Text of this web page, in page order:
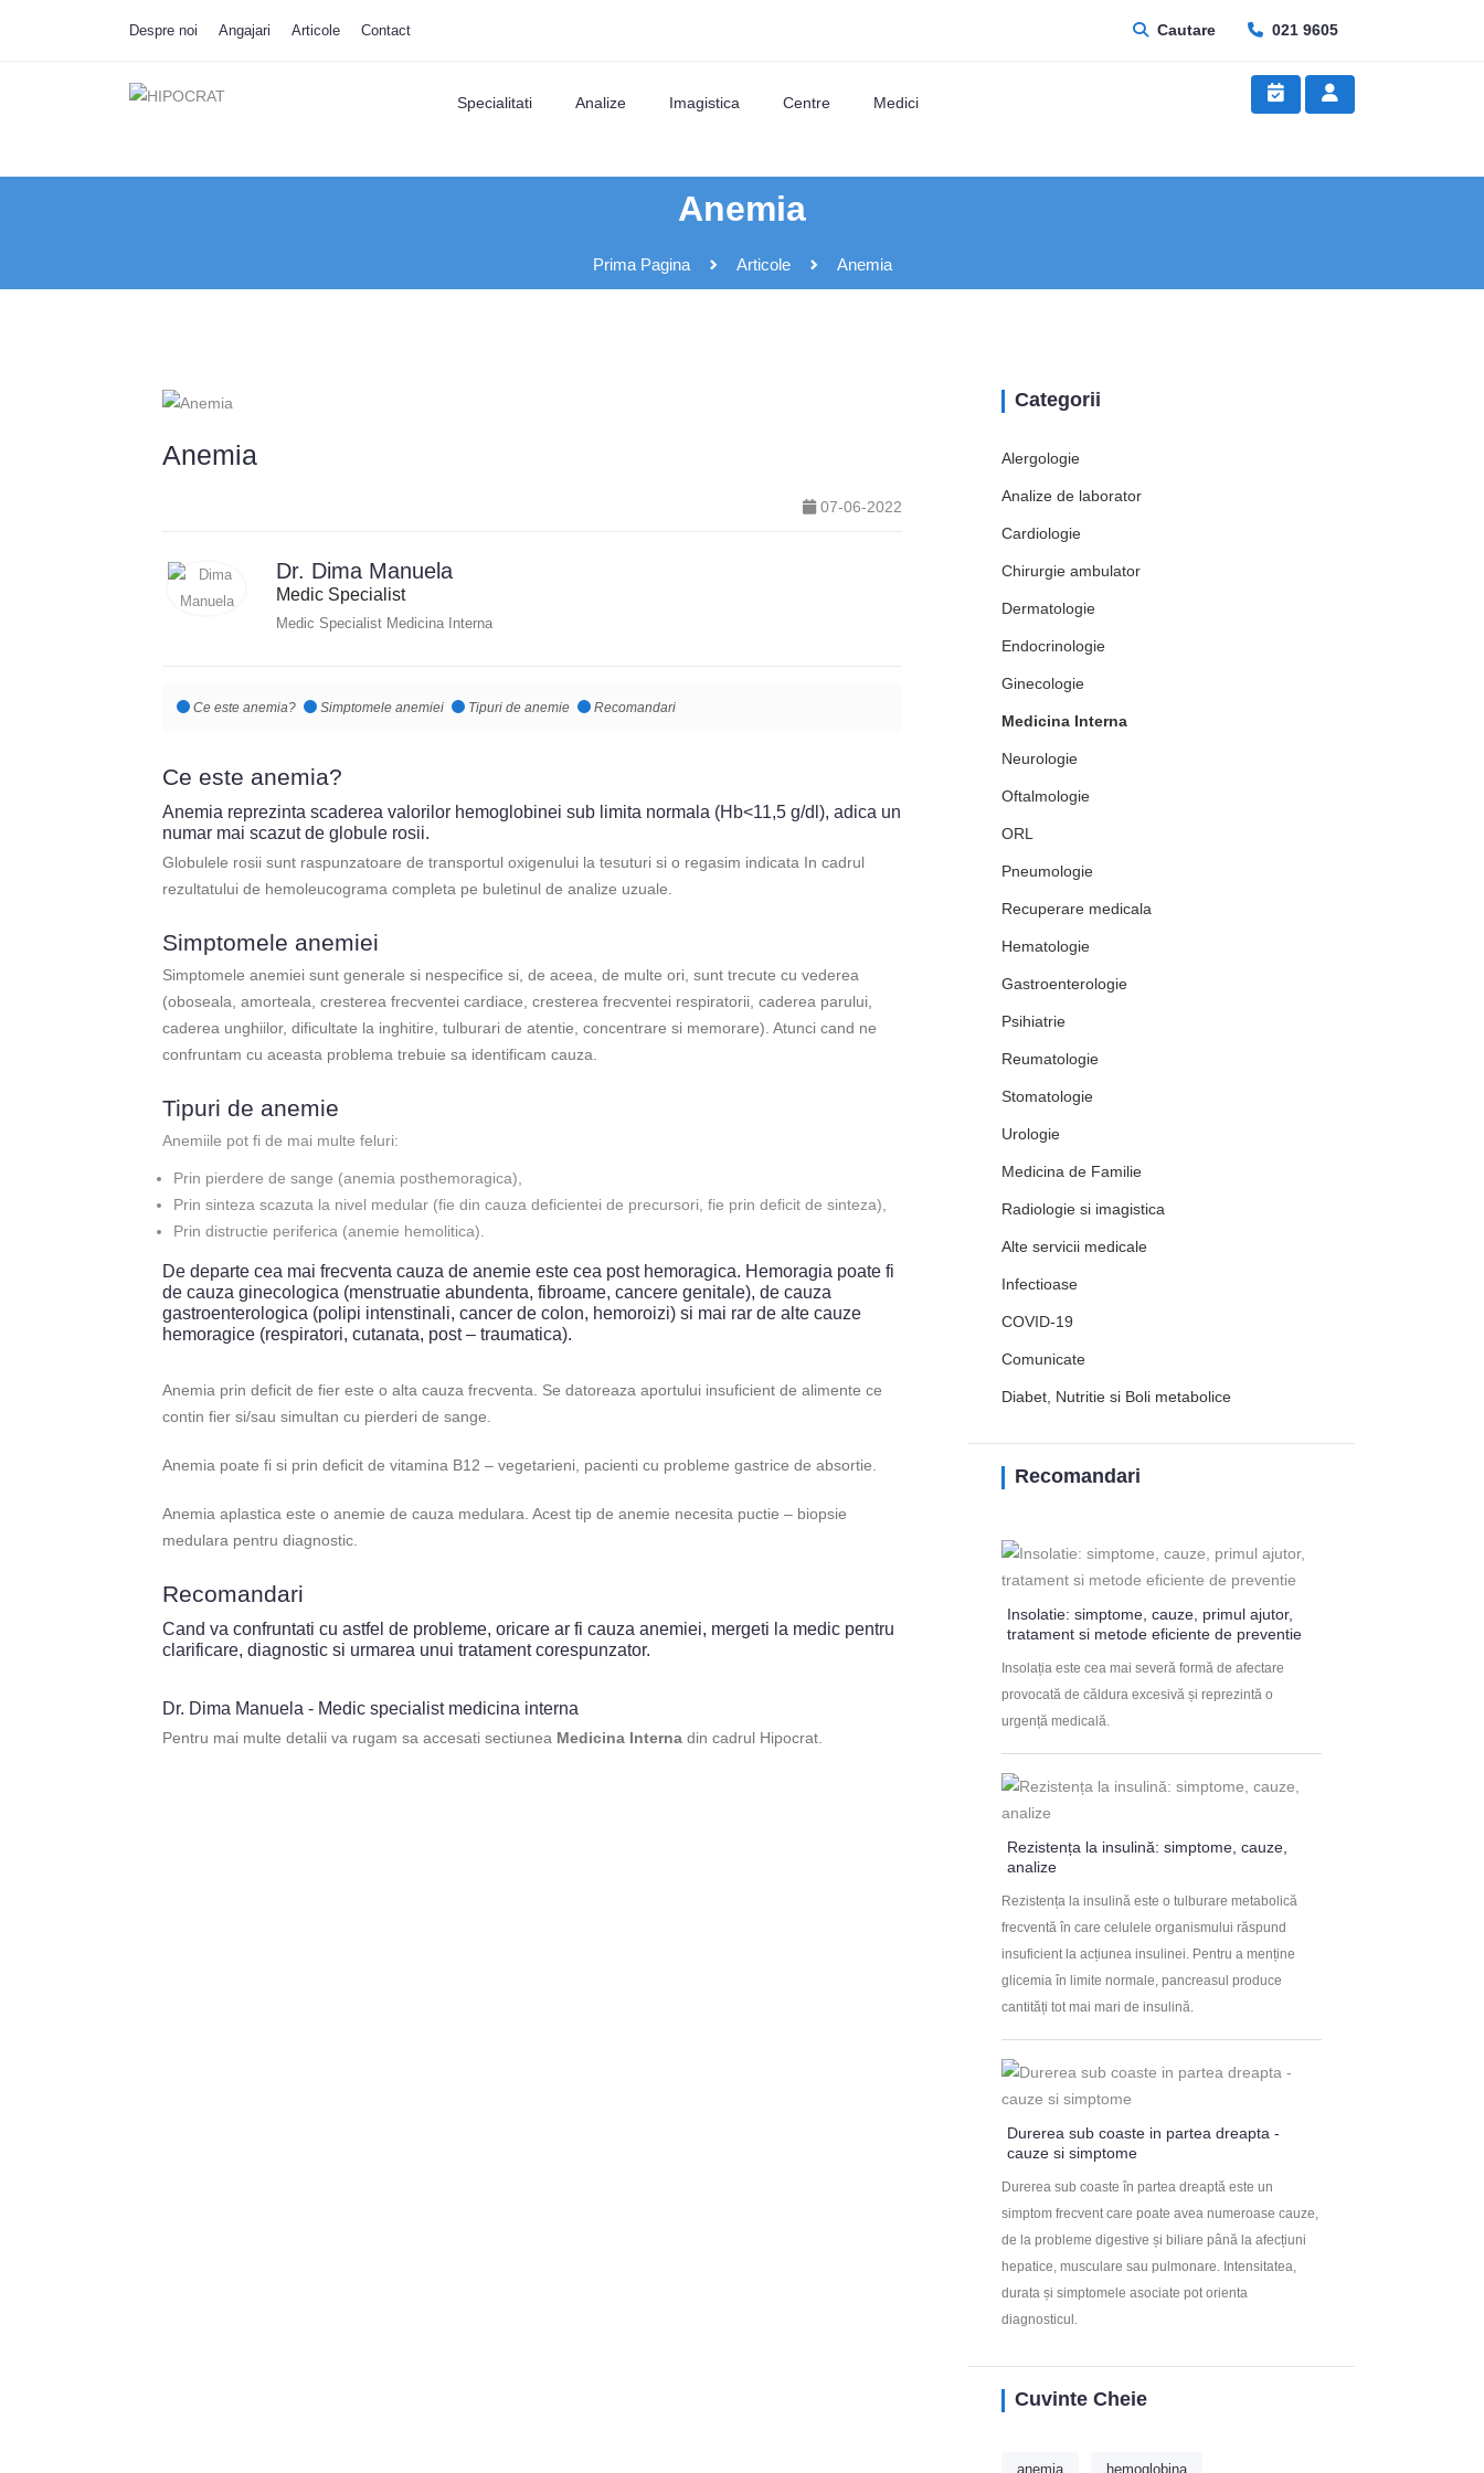
Despre noi Angajari Articole Contact Cautare 021 9605
Specialitati Analize Imagistica Centre Medici
Anemia
Prima Pagina Articole Anemia
Anemia
07-06-2022
Dr. Dima Manuela
Medic Specialist
Medic Specialist Medicina Interna
Ce este anemia? Simptomele anemiei Tipuri de anemie Recomandari
Ce este anemia?
Anemia reprezinta scaderea valorilor hemoglobinei sub limita normala (Hb<11,5 g/dl), adica un
numar mai scazut de globule rosii.
Globulele rosii sunt raspunzatoare de transportul oxigenului la tesuturi si o regasim indicata In cadrul
rezultatului de hemoleucograma completa pe buletinul de analize uzuale.
Simptomele anemiei
Simptomele anemiei sunt generale si nespecifice si, de aceea, de multe ori, sunt trecute cu vederea
(oboseala, amorteala, cresterea frecventei cardiace, cresterea frecventei respiratorii, caderea parului,
caderea unghiilor, dificultate la inghitire, tulburari de atentie, concentrare si memorare). Atunci cand ne
confruntam cu aceasta problema trebuie sa identificam cauza.
Tipuri de anemie
Anemiile pot fi de mai multe feluri:
Prin pierdere de sange (anemia posthemoragica),
Prin sinteza scazuta la nivel medular (fie din cauza deficientei de precursori, fie prin deficit de sinteza),
Prin distructie periferica (anemie hemolitica).
De departe cea mai frecventa cauza de anemie este cea post hemoragica. Hemoragia poate fi
de cauza ginecologica (menstruatie abundenta, fibroame, cancere genitale), de cauza
gastroenterologica (polipi intenstinali, cancer de colon, hemoroizi) si mai rar de alte cauze
hemoragice (respiratori, cutanata, post – traumatica).
Anemia prin deficit de fier este o alta cauza frecventa. Se datoreaza aportului insuficient de alimente ce
contin fier si/sau simultan cu pierderi de sange.
Anemia poate fi si prin deficit de vitamina B12 – vegetarieni, pacienti cu probleme gastrice de absortie.
Anemia aplastica este o anemie de cauza medulara. Acest tip de anemie necesita puctie – biopsie
medulara pentru diagnostic.
Recomandari
Cand va confruntati cu astfel de probleme, oricare ar fi cauza anemiei, mergeti la medic pentru
clarificare, diagnostic si urmarea unui tratament corespunzator.
Dr. Dima Manuela - Medic specialist medicina interna
Pentru mai multe detalii va rugam sa accesati sectiunea Medicina Interna din cadrul Hipocrat.
Categorii
Alergologie
Analize de laborator
Cardiologie
Chirurgie ambulator
Dermatologie
Endocrinologie
Ginecologie
Medicina Interna
Neurologie
Oftalmologie
ORL
Pneumologie
Recuperare medicala
Hematologie
Gastroenterologie
Psihiatrie
Reumatologie
Stomatologie
Urologie
Medicina de Familie
Radiologie si imagistica
Alte servicii medicale
Infectioase
COVID-19
Comunicate
Diabet, Nutritie si Boli metabolice
Recomandari
Insolatie: simptome, cauze, primul ajutor,
tratament si metode eficiente de preventie
Insolația este cea mai severă formă de afectare
provocată de căldura excesivă și reprezintă o
urgență medicală.
Rezistența la insulină: simptome, cauze,
analize
Rezistența la insulină este o tulburare metabolică
frecventă în care celulele organismului răspund
insuficient la acțiunea insulinei. Pentru a menține
glicemia în limite normale, pancreasul produce
cantități tot mai mari de insulină.
Durerea sub coaste in partea dreapta -
cauze si simptome
Durerea sub coaste în partea dreaptă este un
simptom frecvent care poate avea numeroase cauze,
de la probleme digestive și biliare până la afecțiuni
hepatice, musculare sau pulmonare. Intensitatea,
durata și simptomele asociate pot orienta
diagnosticul.
Cuvinte Cheie
anemia hemoglobina